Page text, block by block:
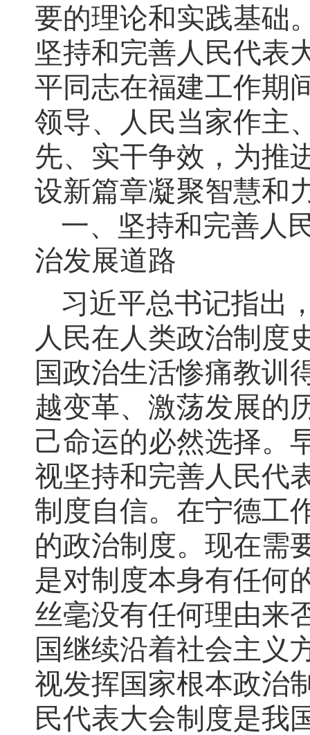
要的理论和实践基础
坚持和完善人民代表
平同志在福建工作期
领导、人民当家作主
先、实干争效，为推
设新篇章凝聚智慧和
一、坚持和完善人
治发展道路
习近平总书记指出
人民在人类政治制度
国政治生活惨痛教训
越变革、激荡发展的
己命运的必然选择。
视坚持和完善人民代
制度自信。在宁德工
的政治制度。现在需
是对制度本身有任何
丝毫没有任何理由来
国继续沿着社会主义
视发挥国家根本政治
民代表大会制度是我